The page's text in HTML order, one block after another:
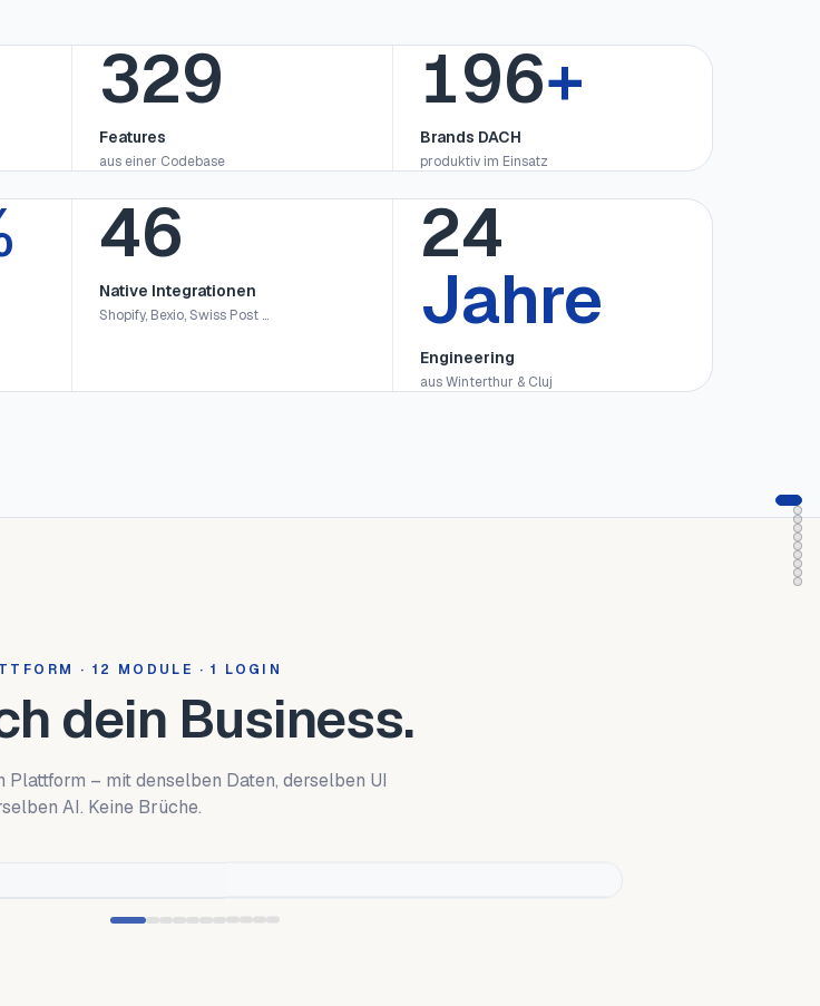
336
Features
aus einer Codebase
200+
Brands DACH
produktiv im Einsatz
47
Native Integrationen
Shopify, Bexio, Swiss Post …
25
Jahre
Engineering
aus Winterthur & Cluj
· 12 MODULE · 1 LOGIN
dein Business.
– mit denselben Daten, derselben UI
AI. Keine Brüche.